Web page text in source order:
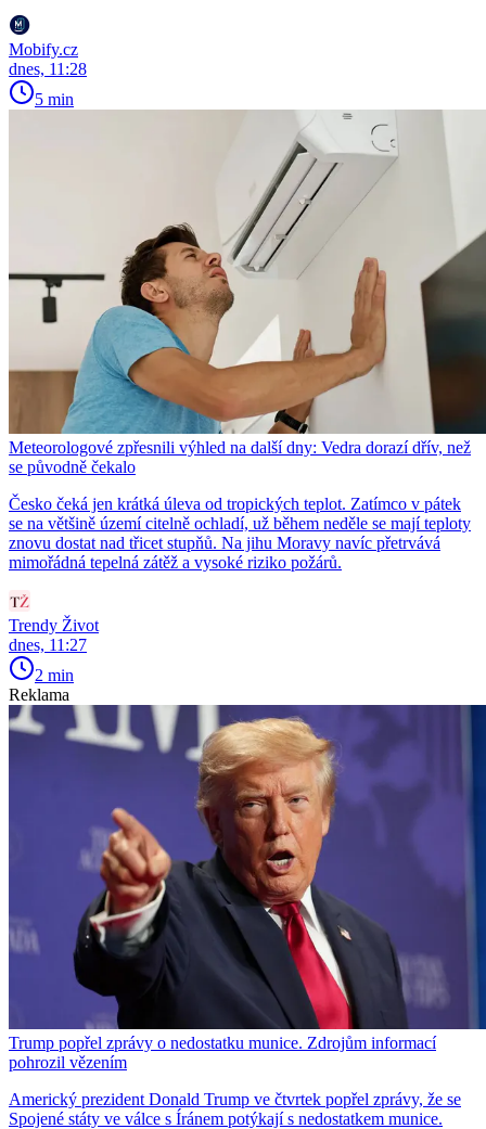
Mobify.cz
dnes, 11:28
5 min
Meteorologové zpřesnili výhled na další dny: Vedra dorazí dřív, než
se původně čekalo
Česko čeká jen krátká úleva od tropických teplot. Zatímco v pátek
se na většině území citelně ochladí, už během neděle se mají teploty
znovu dostat nad třicet stupňů. Na jihu Moravy navíc přetrvává
mimořádná tepelná zátěž a vysoké riziko požárů.
Trendy Život
dnes, 11:27
2 min
Reklama
Trump popřel zprávy o nedostatku munice. Zdrojům informací
pohrozil vězením
Americký prezident Donald Trump ve čtvrtek popřel zprávy, že se
Spojené státy ve válce s Íránem potýkají s nedostatkem munice.